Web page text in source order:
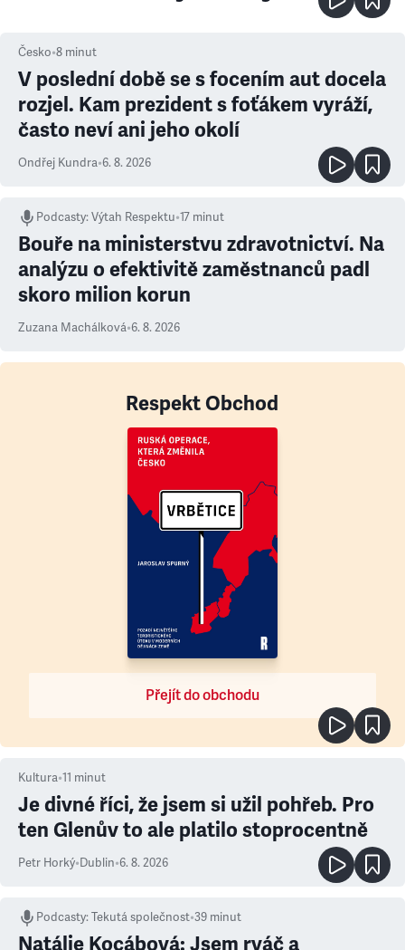
Česko•8 minut
V poslední době se s focením aut docela
rozjel. Kam prezident s foťákem vyráží,
často neví ani jeho okolí
Ondřej Kundra•6. 8. 2026
Podcasty:Výtah Respektu•17 minut
Bouře na ministerstvu zdravotnictví. Na
analýzu o efektivitě zaměstnanců padl
skoro milion korun
Zuzana Machálková•6. 8. 2026
Respekt Obchod
Přejít do obchodu
Kultura•11 minut
Je divné říci, že jsem si užil pohřeb. Pro
ten Glenův to ale platilo stoprocentně
Petr Horký•Dublin•6. 8. 2026
Podcasty:Tekutá společnost•39 minut
Natálie Kocábová: Jsem rváč a